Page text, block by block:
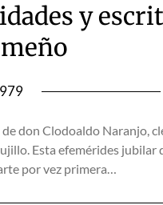
y
don Clodoaldo Naranjo,
Esta efemérides jubilar
por vez primera…